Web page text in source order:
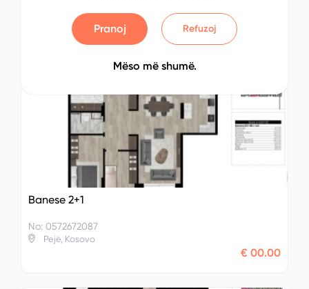
No: 2158555160
Pejë, Kosovo
Banese 2+1
No: 0572672087
Pejë, Kosovo
€ 00.00
Pranoj Refuzoj
Mëso më shumë.